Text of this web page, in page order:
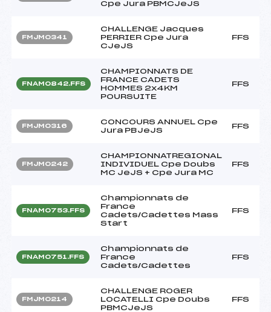
Cpe Jura PBMCJeJS
FMJM0341
CHALLENGE Jacques
PERRIER Cpe Jura
CJeJS
FFS
FNAM0842.FFS
CHAMPIONNATS DE
FRANCE CADETS
HOMMES 2x4KM
POURSUITE
FFS
FMJM0316
CONCOURS ANNUEL Cpe
Jura PBJeJS
FFS
FMJM0242
CHAMPIONNATREGIONAL
INDIVIDUEL Cpe Doubs
MC JeJS + Cpe Jura MC
FFS
FNAM0753.FFS
Championnats de
France
Cadets/Cadettes Mass
Start
FFS
FNAM0751.FFS
Championnats de
France
Cadets/Cadettes
FFS
FMJM0214
CHALLENGE ROGER
LOCATELLI Cpe Doubs
PBMCJeJS
FFS